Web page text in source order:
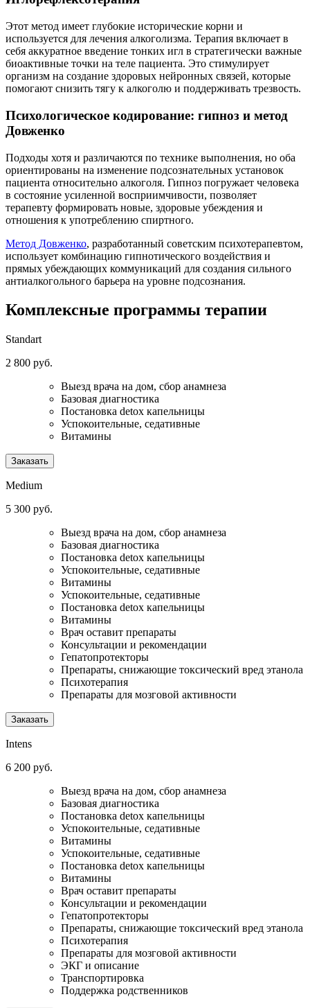
Этот метод имеет глубокие исторические корни и
используется для лечения алкоголизма. Терапия включает в
себя аккуратное введение тонких игл в стратегически важные
биоактивные точки на теле пациента. Это стимулирует
организм на создание здоровых нейронных связей, которые
помогают снизить тягу к алкоголю и поддерживать трезвость.
Психологическое кодирование: гипноз и метод
Довженко
Подходы хотя и различаются по технике выполнения, но оба
ориентированы на изменение подсознательных установок
пациента относительно алкоголя. Гипноз погружает человека
в состояние усиленной восприимчивости, позволяет
терапевту формировать новые, здоровые убеждения и
отношения к употреблению спиртного.
Метод Довженко, разработанный советским психотерапевтом,
использует комбинацию гипнотического воздействия и
прямых убеждающих коммуникаций для создания сильного
антиалкогольного барьера на уровне подсознания.
Комплексные программы терапии
Standart
2 800 руб.
Выезд врача на дом, сбор анамнеза
Базовая диагностика
Постановка detox капельницы
Успокоительные, седативные
Витамины
Заказать
Medium
5 300 руб.
Выезд врача на дом, сбор анамнеза
Базовая диагностика
Постановка detox капельницы
Успокоительные, седативные
Витамины
Успокоительные, седативные
Постановка detox капельницы
Витамины
Врач оставит препараты
Консультации и рекомендации
Гепатопротекторы
Препараты, снижающие токсический вред этанола
Психотерапия
Препараты для мозговой активности
Заказать
Intens
6 200 руб.
Выезд врача на дом, сбор анамнеза
Базовая диагностика
Постановка detox капельницы
Успокоительные, седативные
Витамины
Успокоительные, седативные
Постановка detox капельницы
Витамины
Врач оставит препараты
Консультации и рекомендации
Гепатопротекторы
Препараты, снижающие токсический вред этанола
Психотерапия
Препараты для мозговой активности
ЭКГ и описание
Транспортировка
Поддержка родственников